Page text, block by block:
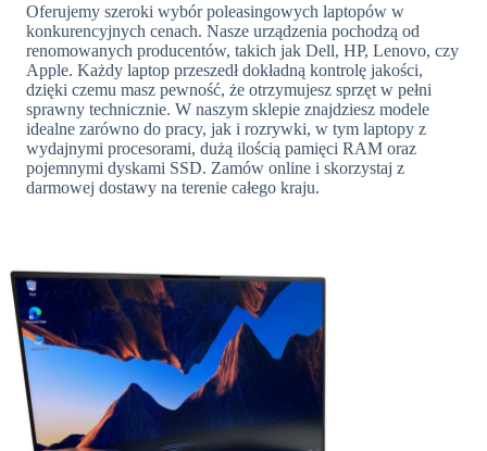
Oferujemy szeroki wybór poleasingowych laptopów w
konkurencyjnych cenach. Nasze urządzenia pochodzą od
renomowanych producentów, takich jak Dell, HP, Lenovo, czy
Apple. Każdy laptop przeszedł dokładną kontrolę jakości,
dzięki czemu masz pewność, że otrzymujesz sprzęt w pełni
sprawny technicznie. W naszym sklepie znajdziesz modele
idealne zarówno do pracy, jak i rozrywki, w tym laptopy z
wydajnymi procesorami, dużą ilością pamięci RAM oraz
pojemnymi dyskami SSD. Zamów online i skorzystaj z
darmowej dostawy na terenie całego kraju.